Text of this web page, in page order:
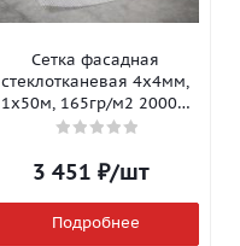
Сетка фасадная
стеклотканевая 4х4мм,
1х50м, 165гр/м2 2000Н
Isomax-165
3 451 ₽/шт
Подробнее